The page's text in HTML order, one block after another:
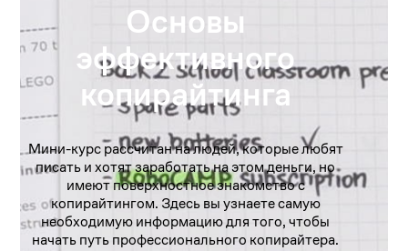
Основы
эффективного
копирайтинга
Мини-курс рассчитан на людей, которые любят
писать и хотят заработать на этом деньги, но
имеют поверхностное знакомство с
копирайтингом. Здесь вы узнаете самую
необходимую информацию для того, чтобы
начать путь профессионального копирайтера.